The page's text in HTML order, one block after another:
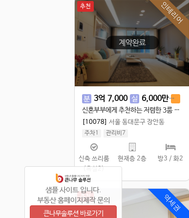
인테리어
추천
분 3억 7,000 실 6,000만 전
신혼부부에게 추천하는 저렴한 3룸 전세!
[10078] 서울 동대문구 장안동
주차1
관리비7
실 109.98㎡
공 120㎡
신축 쓰리룸
(욕실2)
현재층 2층 방3 / 화2
역세권
추천
샘플 사이트 입니다.
부동산 홈페이지제작 문의
큰나무솔루션 바로가기